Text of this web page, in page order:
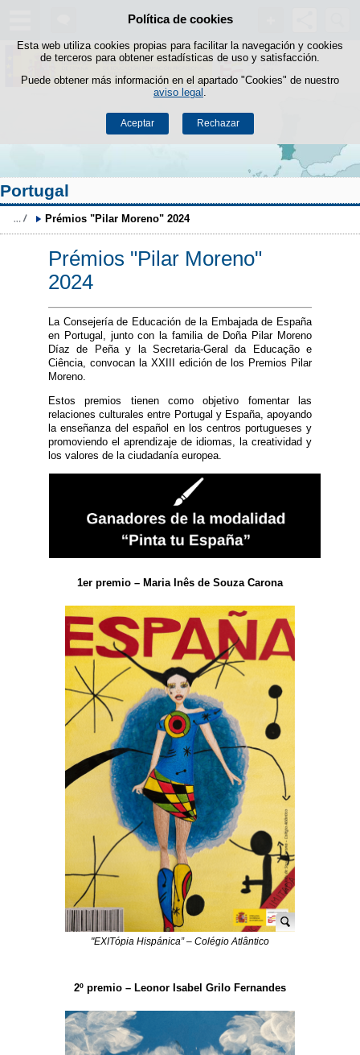
Política de cookies
Esta web utiliza cookies propias para facilitar la navegación y cookies
de terceros para obtener estadísticas de uso y satisfacción.
Puede obtener más información en el apartado "Cookies" de nuestro
aviso legal
Aceptar Rechazar
Saltar al contenido
Portugal
Prémios "Pilar Moreno" 2024
Prémios "Pilar Moreno"
2024
La Consejería de Educación de la Embajada de España
en Portugal, junto con la familia de Doña Pilar Moreno
Díaz de Peña y la Secretaria-Geral da Educação e
Ciência, convocan la XXIII edición de los Premios Pilar
Moreno.
Estos premios tienen como objetivo fomentar las
relaciones culturales entre Portugal y España, apoyando
la enseñanza del español en los centros portugueses y
promoviendo el aprendizaje de idiomas, la creatividad y
los valores de la ciudadanía europea.
1er premio – Maria Inês de Souza Carona
"EXITópia Hispánica” – Colégio Atlântico
2º premio – Leonor Isabel Grilo Fernandes